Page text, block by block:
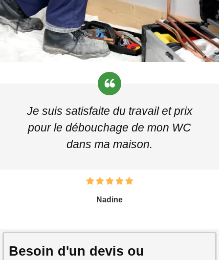
Je suis satisfaite du travail et prix
pour le débouchage de mon WC
dans ma maison.
Nadine
Besoin d'un devis ou